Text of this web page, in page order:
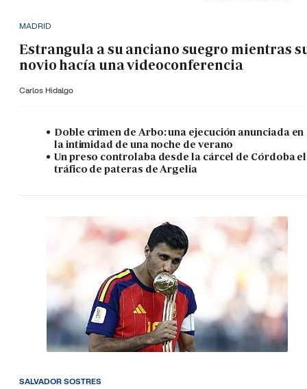
MADRID
Estrangula a su anciano suegro mientras
novio hacía una videoconferencia
Carlos Hidalgo
Doble crimen de Arbo: una ejecución anunciada en
la intimidad de una noche de verano
Un preso controlaba desde la cárcel de Córdoba el
tráfico de pateras de Argelia
SALVADOR SOSTRES